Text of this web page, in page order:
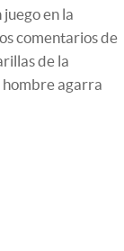
en la
comentarios de
de la
hombre agarra